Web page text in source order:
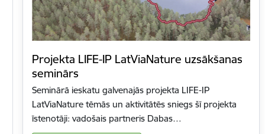
Projekta LIFE-IP LatViaNature uzsākšanas
seminārs
Seminārā ieskatu galvenajās projekta LIFE-IP
LatViaNature tēmās un aktivitātēs sniegs šī projekta
īstenotāji: vadošais partneris Dabas…